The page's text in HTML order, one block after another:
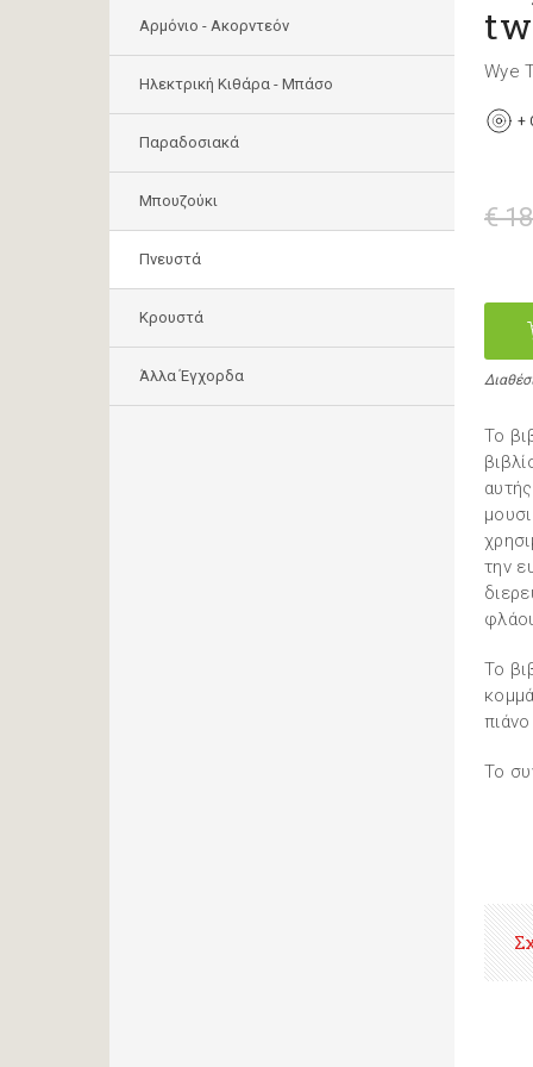
Αρμόνιο - Ακορντεόν
Ηλεκτρική Κιθάρα - Μπάσο
Παραδοσιακά
Μπουζούκι
Πνευστά
Κρουστά
Άλλα Έγχορδα
Wye
+
€
Το
την
Το
Το